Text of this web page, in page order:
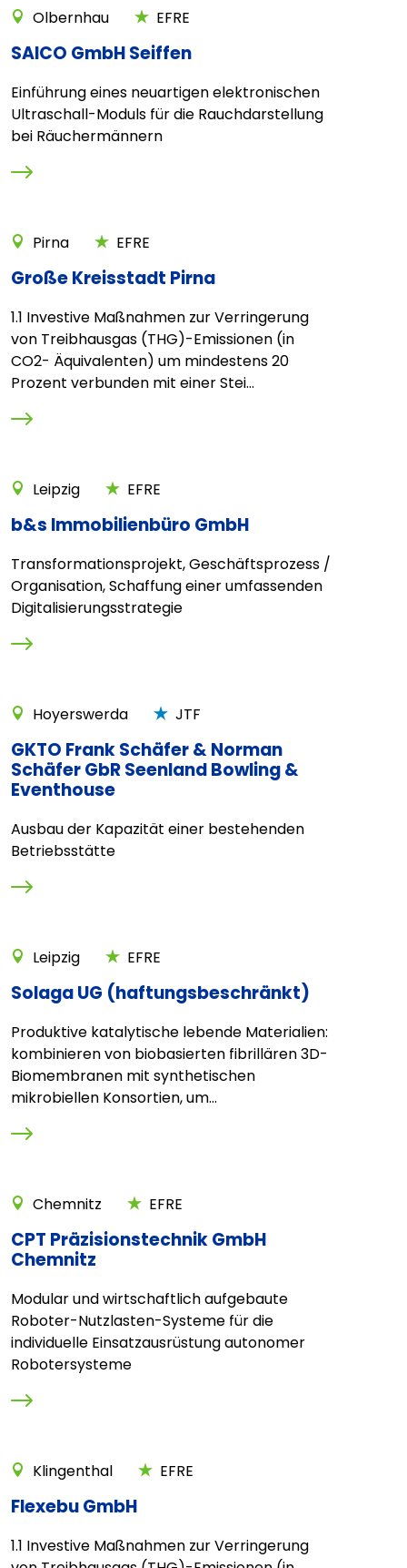
Olbernhau EFRE
SAICO GmbH Seiffen
Einführung eines neuartigen elektronischen
Ultraschall-Moduls für die Rauchdarstellung
bei Räuchermännern
Pirna EFRE
Große Kreisstadt Pirna
1.1 Investive Maßnahmen zur Verringerung
von Treibhausgas (THG)-Emissionen (in
CO2- Äquivalenten) um mindestens 20
Prozent verbunden mit einer Stei...
Leipzig EFRE
b&s Immobilienbüro GmbH
Transformationsprojekt, Geschäftsprozess /
Organisation, Schaffung einer umfassenden
Digitalisierungsstrategie
Hoyerswerda JTF
GKTO Frank Schäfer & Norman
Schäfer GbR Seenland Bowling &
Eventhouse
Ausbau der Kapazität einer bestehenden
Betriebsstätte
Leipzig EFRE
Solaga UG (haftungsbeschränkt)
Produktive katalytische lebende Materialien:
kombinieren von biobasierten fibrillären 3D-
Biomembranen mit synthetischen
mikrobiellen Konsortien, um...
Chemnitz EFRE
CPT Präzisionstechnik GmbH
Chemnitz
Modular und wirtschaftlich aufgebaute
Roboter-Nutzlasten-Systeme für die
individuelle Einsatzausrüstung autonomer
Robotersysteme
Klingenthal EFRE
Flexebu GmbH
1.1 Investive Maßnahmen zur Verringerung